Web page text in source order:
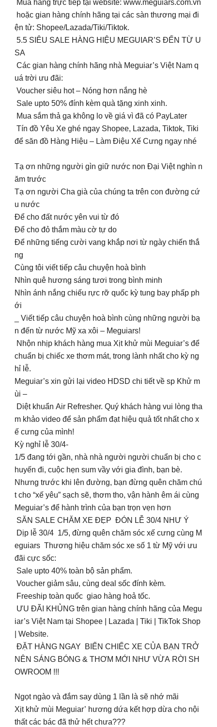
Mua hàng trực tiếp tại website: www.meguiars.com.vn
hoặc gian hàng chính hãng tại các sàn thương mại đi
ện tử: Shopee/Lazada/Tiki/Tiktok.
5.5 SIÊU SALE HÀNG HIỆU MEGUIAR’S ĐẾN TỪ U
SA
Các gian hàng chính hãng nhà Meguiar’s Việt Nam q
uá trời ưu đãi:
Voucher siêu hot – Nóng hơn nắng hè
Sale upto 50% đính kèm quà tặng xinh xinh.
Mua sắm thả ga không lo về giá vì đã có PayLater
Tín đồ Yêu Xe ghé ngay Shopee, Lazada, Tiktok, Tiki
để săn đồ Hàng Hiệu – Làm Điệu Xế Cưng ngay nhé
Tạ ơn những người gìn giữ nước non Đại Việt nghìn n
ăm trước
Tạ ơn người Cha già của chúng ta trên con đường cứ
u nước
Để cho đất nước yên vui từ đó
Để cho đỏ thắm màu cờ tự do
Để những tiếng cười vang khắp nơi từ ngày chiến thắ
ng
Cùng tôi viết tiếp câu chuyện hoà bình
Nhìn quê hương sáng tươi trong bình minh
Nhìn ánh nắng chiếu rực rỡ quốc kỳ tung bay phấp ph
ới
_ Viết tiếp câu chuyện hoà bình cùng những người bạ
n đến từ nước Mỹ xa xôi – Meguiars!
Nhộn nhịp khách hàng mua Xịt khử mùi Meguiar’s để
chuẩn bị chiếc xe thơm mát, trong lành nhất cho kỳ ng
hỉ lễ.
Meguiar’s xin gửi lại video HDSD chi tiết về sp Khử m
ùi –
Diệt khuẩn Air Refresher. Quý khách hàng vui lòng tha
m khảo video để sản phẩm đạt hiệu quả tốt nhất cho x
ế cưng của mình!
Kỳ nghỉ lễ 30/4-
1/5 đang tới gần, nhà nhà người người chuẩn bị cho c
huyến đi, cuộc hẹn sum vầy với gia đình, bạn bè.
Nhưng trước khi lên đường, bạn đừng quên chăm chú
t cho “xế yêu” sạch sẽ, thơm tho, vận hành êm ái cùng
Meguiar’s để hành trình của bạn trọn vẹn hơn
SĂN SALE CHĂM XE ĐẸP ĐÓN LỄ 30/4 NHƯ Ý
Dịp lễ 30/4 1/5, đừng quên chăm sóc xế cưng cùng M
eguiars Thương hiệu chăm sóc xe số 1 từ Mỹ với ưu
đãi cực sốc:
Sale upto 40% toàn bộ sản phẩm.
Voucher giảm sâu, cùng deal sốc đính kèm.
Freeship toàn quốc giao hàng hoả tốc.
ƯU ĐÃI KHỦNG trên gian hàng chính hãng của Megu
iar’s Việt Nam tại Shopee | Lazada | Tiki | TikTok Shop
| Website.
ĐẶT HÀNG NGAY BIẾN CHIẾC XE CỦA BẠN TRỞ
NÊN SÁNG BÓNG & THƠM MỚI NHƯ VỪA RỜI SH
OWROOM !!!
Ngọt ngào và đắm say dùng 1 lần là sẽ nhớ mãi
Xịt khử mùi Meguiar’ hương dứa kết hợp dừa cho nội
thất các bác đã thử hết chưa???